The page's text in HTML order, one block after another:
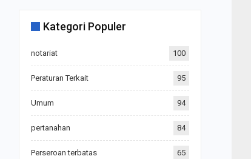
Kategori Populer
notariat 100
Peraturan Terkait 95
Umum 94
pertanahan 84
Perseroan terbatas 65